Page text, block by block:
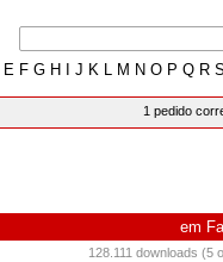
E F G H J K L M N O P Q R S
1 pedido
em
128.111 downloads (5